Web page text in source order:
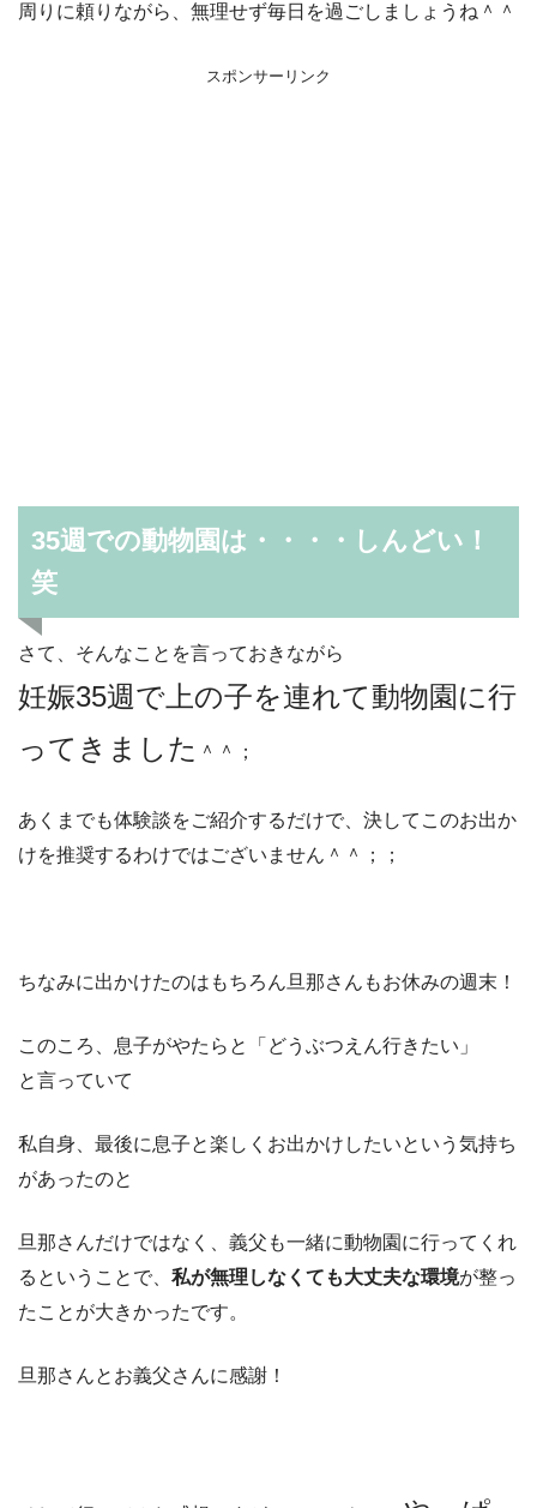
周りに頼りながら、無理せず毎日を過ごしましょうね＾＾
スポンサーリンク
35週での動物園は・・・・しんどい！
笑
さて、そんなことを言っておきながら
妊娠35週で上の子を連れて動物園に行
ってきました ＾＾；
あくまでも体験談をご紹介するだけで、決してこのお出か
けを推奨するわけではございません＾＾；；
ちなみに出かけたのはもちろん旦那さんもお休みの週末！
このころ、息子がやたらと「どうぶつえん行きたい」
と言っていて
私自身、最後に息子と楽しくお出かけしたいという気持ち
があったのと
旦那さんだけではなく、義父も一緒に動物園に行ってくれ
るということで、 私が無理しなくても大丈夫な環境が整っ
たことが大きかったです。
旦那さんとお義父さんに感謝！